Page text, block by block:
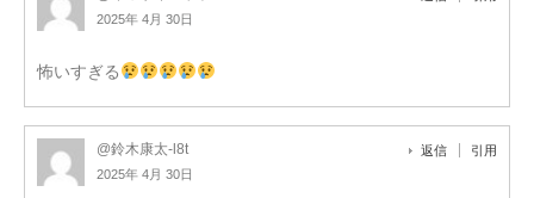
2025年 4月 30日
怖いすぎる
@鈴木康太-l8t
2025年 4月 30日
返信 引用